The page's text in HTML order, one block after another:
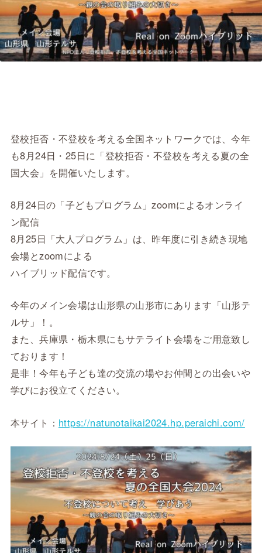
登校拒否・不登校を考える全国ネットワークでは、今年
も8月24日・25日に「登校拒否・不登校を考える夏の全
国大会」を開催いたします。
8月24日の「子どもプログラム」zoomによるオンライ
ン配信
8月25日「大人プログラム」は、昨年度に引き続き現地
会場とzoomによる
ハイブリッド配信です。
今年のメイン会場は山形県の山形市にあります「山形テ
ルサ」！。
また、兵庫県・栃木県にもサテライト会場をご用意致し
ております！
是非！今年も子ども達の交流の場やお仲間との出会いや
学びにお役立てください。
本サイト： https://natunotaikai2024.hp.peraichi.com/